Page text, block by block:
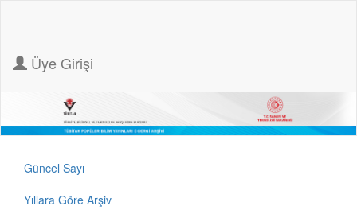
Üye Girişi
Güncel Sayı
Yıllara Göre Arşiv